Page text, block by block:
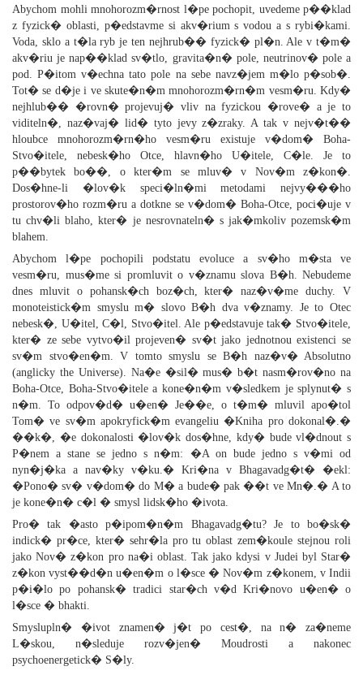
Abychom mohli mnohorozm�rnost l�pe pochopit, uvedeme p��klad
z fyzick� oblasti, p�edstavme si akv�rium s vodou a s rybi�kami.
Voda, sklo a t�la ryb je ten nejhrub�� fyzick� pl�n. Ale v t�m�
akv�riu je nap��klad sv�tlo, gravita�n� pole, neutrinov� pole a
pod. P�itom v�echna tato pole na sebe navz�jem m�lo p�sob�.
Tot� se d�je i ve skute�n�m mnohorozm�rn�m vesm�ru. Kdy�
nejhlub�� �rovn� projevuj� vliv na fyzickou �rove� a je to
viditeln�, naz�vaj� lid� tyto jevy z�zraky. A tak v nejv�t��
hloubce mnohorozm�rn�ho vesm�ru existuje v�dom� Boha-
Stvo�itele, nebesk�ho Otce, hlavn�ho U�itele, C�le. Je to
p��bytek bo��, o kter�m se mluv� v Nov�m z�kon�.
Dos�hne-li �lov�k speci�ln�mi metodami nejvy���ho
prostorov�ho rozm�ru a dotkne se v�dom� Boha-Otce, poci�uje v
tu chv�li blaho, kter� je nesrovnateln� s jak�mkoliv pozemsk�m
blahem.
Abychom l�pe pochopili podstatu evoluce a sv�ho m�sta ve
vesm�ru, mus�me si promluvit o v�znamu slova B�h. Nebudeme
dnes mluvit o pohansk�ch boz�ch, kter� naz�v�me duchy. V
monoteistick�m smyslu m� slovo B�h dva v�znamy. Je to Otec
nebesk�, U�itel, C�l, Stvo�itel. Ale p�edstavuje tak� Stvo�itele,
kter� ze sebe vytvo�il projeven� sv�t jako jednotnou existenci se
sv�m stvo�en�m. V tomto smyslu se B�h naz�v� Absolutno
(anglicky the Universe). Na�e �sil� mus� b�t nasm�rov�no na
Boha-Otce, Boha-Stvo�itele a kone�n�m v�sledkem je splynut� s
n�m. To odpov�d� u�en� Je��e, o t�m� mluvil apo�tol
Tom� ve sv�m apokryfick�m evangeliu �Kniha pro dokonal�.�
��k�, �e dokonalosti �lov�k dos�hne, kdy� bude vl�dnout s
P�nem a stane se jedno s n�m: �A on bude jedno s v�mi od
nyn�j�ka a nav�ky v�ku.� Kri�na v Bhagavadg�t� �ekl:
�Pono� sv� v�dom� do M� a bude� pak ��t ve Mn�.� A to
je kone�n� c�l � smysl lidsk�ho �ivota.
Pro� tak �asto p�ipom�n�m Bhagavadg�tu? Je to bo�sk�
indick� pr�ce, kter� sehr�la pro tu oblast zem�koule stejnou roli
jako Nov� z�kon pro na�i oblast. Tak jako kdysi v Judei byl Star�
z�kon vyst��d�n u�en�m o l�sce � Nov�m z�konem, v Indii
p�i�lo po pohansk� tradici star�ch v�d Kri�novo u�en� o
l�sce � bhakti.
Smyslupln� �ivot znamen� j�t po cest�, na n� za�neme
L�skou, n�sleduje rozv�jen� Moudrosti a nakonec
psychoenergetick� S�ly.